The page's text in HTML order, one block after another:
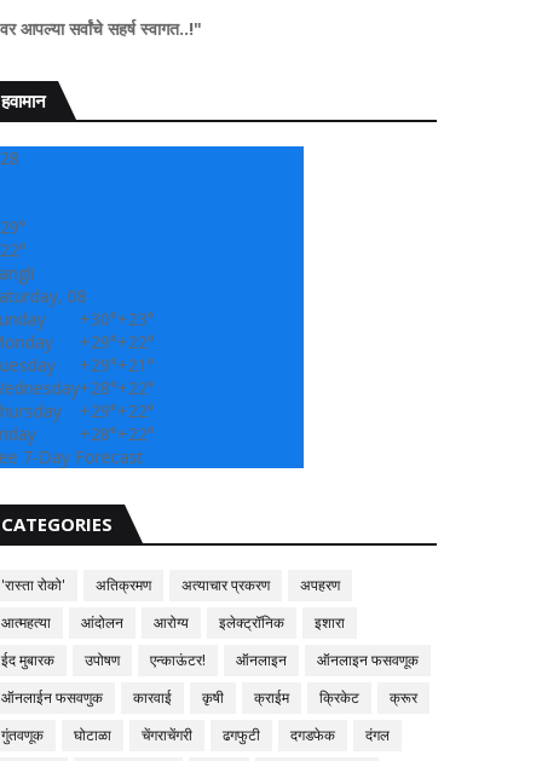
स्वागत..!"
हवामान
28
29°
22°
08
+30°+23°
+29°+22°
+29°+21°
+28°+22°
+29°+22°
+28°+22°
7-Day Forecast
CATEGORIES
'रास्ता रोको' अतिक्रमण अत्याचार प्रकरण
अपहरण
आत्महत्या
आंदोलन आरोग्य इलेक्ट्रॉनिक
इशारा
ईद मुबारक
उपोषण एन्काऊंटर! ऑनलाइन
ऑनलाइन फसवणूक
ऑनलाईन फसवणुक
कारवाई कृषी क्राईम क्रिकेट
क्रूर
गुंतवणूक
घोटाळा चेंगराचेंगरी ढगफुटी दगडफेक
दंगल